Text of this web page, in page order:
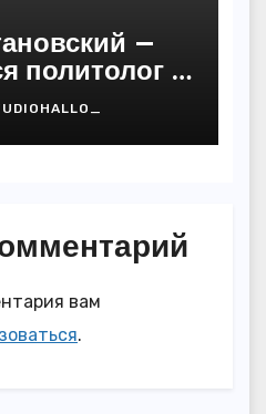
—
политолог и
вам
.